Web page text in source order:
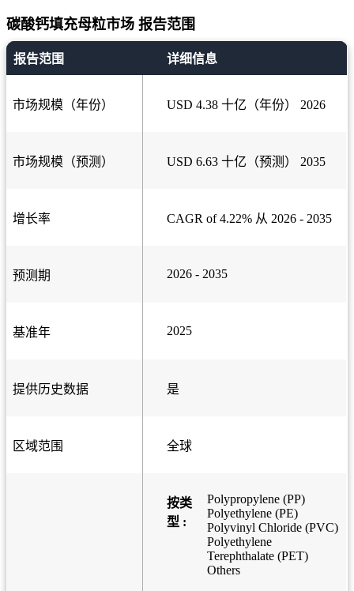
碳酸钙填充母粒市场 报告范围
报告范围 详细信息
市场规模（年份） USD 4.38 十亿（年份） 2026
市场规模（预测） USD 6.63 十亿（预测） 2035
增长率 CAGR of 4.22% 从 2026 - 2035
预测期 2026 - 2035
基准年 2025
提供历史数据 是
区域范围 全球
按类
型 :
Polypropylene (PP)
Polyethylene (PE)
Polyvinyl Chloride (PVC)
Polyethylene
Terephthalate (PET)
Others